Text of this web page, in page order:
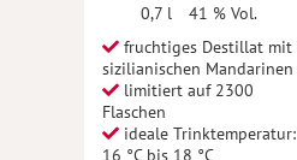
0,7 l
41 % Vol.
fruchtiges Destillat mit
sizilianischen Mandarinen
limitiert auf 2300
Flaschen
ideale Trinktemperatur:
16 °C bis 18 °C